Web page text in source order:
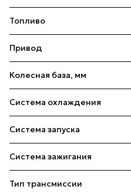
Топливо
Привод
Колесная база, мм
Система охлаждения
Система запуска
Система зажигания
Тип трансмиссии